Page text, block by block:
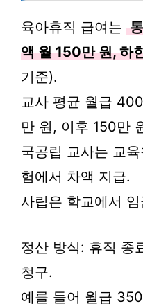
육아휴직 급여는
액 월 150만 원, 하
기준).
교사 평균 월급
만 원, 이후 150만
국공립 교사는 교
험에서 차액 지급.
사립은 학교에서
정산 방식: 휴직 종
청구.
예를 들어 월급